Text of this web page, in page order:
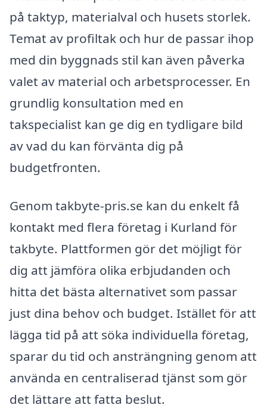
på taktyp, materialval och husets storlek.
Temat av profiltak och hur de passar ihop
med din byggnads stil kan även påverka
valet av material och arbetsprocesser. En
grundlig konsultation med en
takspecialist kan ge dig en tydligare bild
av vad du kan förvänta dig på
budgetfronten.
Genom takbyte-pris.se kan du enkelt få
kontakt med flera företag i Kurland för
takbyte. Plattformen gör det möjligt för
dig att jämföra olika erbjudanden och
hitta det bästa alternativet som passar
just dina behov och budget. Istället för att
lägga tid på att söka individuella företag,
sparar du tid och ansträngning genom att
använda en centraliserad tjänst som gör
det lättare att fatta beslut.